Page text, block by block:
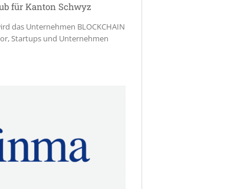
für Kanton Schwyz
das Unternehmen BLOCKCHAIN
Startups und Unternehmen